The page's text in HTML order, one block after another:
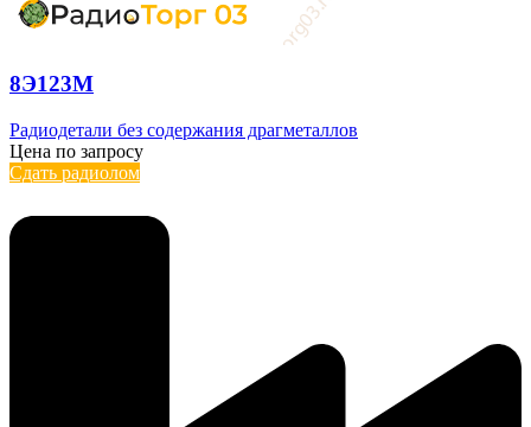
8Э123М
Радиодетали без содержания драгметаллов
Цена по запросу
Сдать радиолом